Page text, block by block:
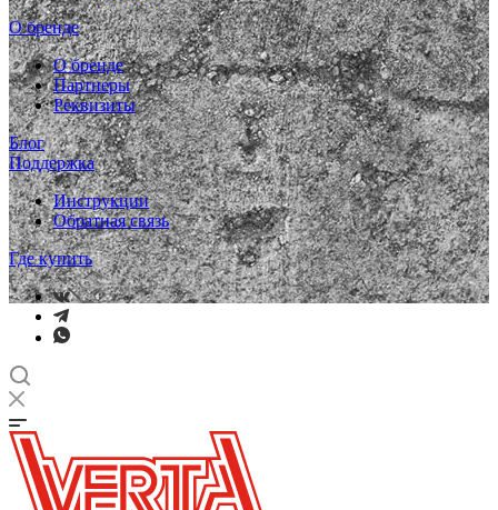
О бренде
О бренде
Партнеры
Реквизиты
Блог
Поддержка
Инструкции
Обратная связь
Где купить